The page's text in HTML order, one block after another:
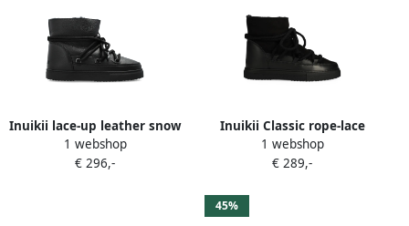
Inuikii lace-up leather snow
boots Zwart
1 webshop
€ 296,-
Inuikii Classic rope-lace
ankle boots Zwart
1 webshop
€ 289,-
45%